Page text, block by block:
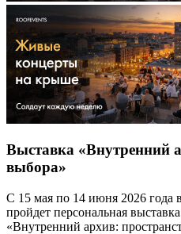
Выставка «Внутренний
выбора»
С 15 мая по 14 июня 2026 года
пройдет персональная
«Внутренний архив: